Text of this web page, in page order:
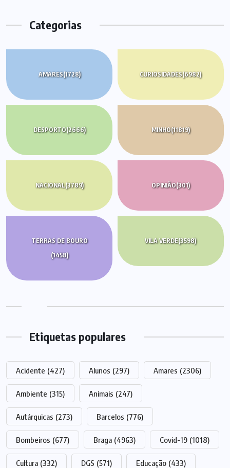
Categorias
AMARES(1728) CURIOSIDADES(6982)
DESPORTO(2666) MINHO(11819)
NACIONAL(3789) OPINIÃO(301)
TERRAS DE BOURO
(1458)
VILA VERDE(3598)
Etiquetas populares
Acidente (427) Alunos (297) Amares (2306)
Ambiente (315) Animais (247)
Autárquicas (273) Barcelos (776)
Bombeiros (677) Braga (4963) Covid-19 (1018)
Cultura (332) DGS (571) Educação (433)